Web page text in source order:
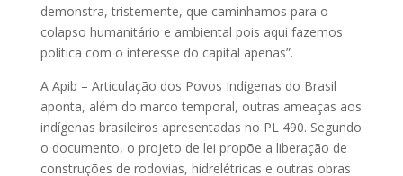
demonstra, tristemente, que caminhamos para o
colapso humanitário e ambiental pois aqui fazemos
política com o interesse do capital apenas”.
A Apib – Articulação dos Povos Indígenas do Brasil
aponta, além do marco temporal, outras ameaças aos
indígenas brasileiros apresentadas no PL 490. Segundo
o documento, o projeto de lei propõe a liberação de
construções de rodovias, hidrelétricas e outras obras